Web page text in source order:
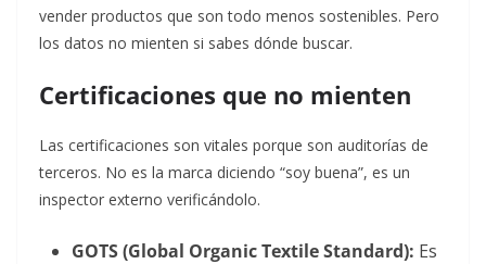
vender productos que son todo menos sostenibles. Pero
los datos no mienten si sabes dónde buscar.
Certificaciones que no mienten
Las certificaciones son vitales porque son auditorías de
terceros. No es la marca diciendo “soy buena”, es un
inspector externo verificándolo.
GOTS (Global Organic Textile Standard): Es